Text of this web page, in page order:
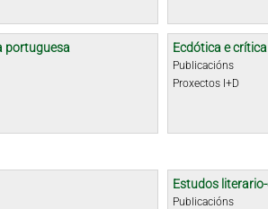
portuguesa Ecdótica e
Publicacións
Proxectos I+D
Estudos
Publicacións